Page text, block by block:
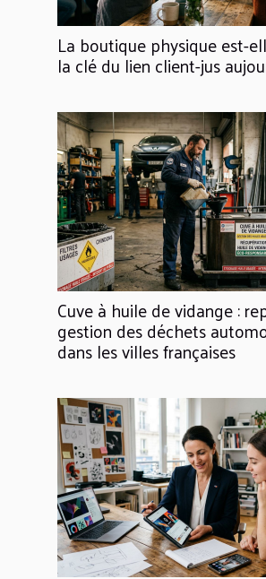
La boutique physique est-
la clé du lien client-jus
Cuve à huile de vidange :
gestion des déchets
dans les villes françaises